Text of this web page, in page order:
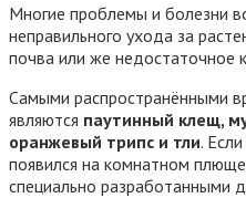
Многие проблемы и болезни
неправильного ухода за
почва или же недостаточное
Самыми распространёнными
являются паутинный клещ,
оранжевый трипс и тли.
появился на комнатном
специально разработанными